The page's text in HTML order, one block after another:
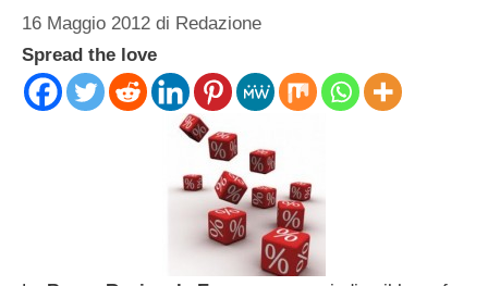
16 Maggio 2012 di Redazione
Spread the love